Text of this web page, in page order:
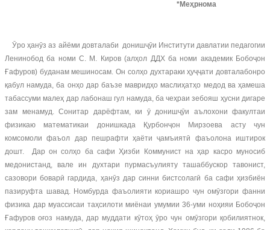
*Меҳрнома
Ӯро ҳанӯз аз айёми довталаби донишҷӯи Институти давлатии педагогии
Ленинобод ба номи С. М. Киров (алҳол ДДХ ба номи академик Бобоҷон
Ғафуров) буданам мешиносам. Он солҳо духтараки ҳуҷҷати довталабонро
қабул намуда, ба онҳо дар баъзе мавридҳо маслиҳатҳо медод ва ҳамеша
табассуми малеҳ дар лабонаш гул намуда, ба чеҳраи зебояш ҳусни дигаре
зам менамуд. Сонитар дарёфтам, ки ӯ донишҷӯи аълохони факултаи
физикаю математикаи донишкада Қурбонҷон Мирзоева асту чун
комсомоли фаъол дар пешрафти ҳаёти ҷамъиятӣ фаъолона иштирок
дошт. Дар он солҳо ба сафи Ҳизби Коммунист на ҳар касро муносиб
медонистанд, вале ин духтари пурмасъулияту ташаббускор тавонист,
сазовори боварӣ гардида, ҳанӯз дар синни бистсолагӣ ба сафи ҳизбиён
пазируфта шавад. Номбурда фаъолияти кориашро чун омӯзгори фанни
физика дар муассисаи таҳсилоти миёнаи умумии 36-уми ноҳияи Бобоҷон
Ғафуров оғоз намуда, дар муддати кӯтоҳ ӯро чун омӯзгори қобилиятнок,